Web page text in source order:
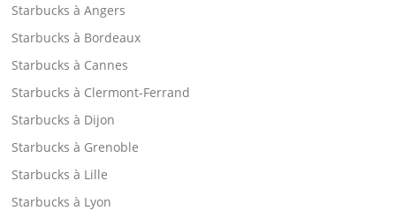
Starbucks à Angers
Starbucks à Bordeaux
Starbucks à Cannes
Starbucks à Clermont-Ferrand
Starbucks à Dijon
Starbucks à Grenoble
Starbucks à Lille
Starbucks à Lyon